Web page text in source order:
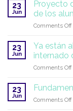
23
Jun
Proyecto
de los
Comments Off
23
Jun
Ya están
internado
Comments Off
23
Jun
Comments Off